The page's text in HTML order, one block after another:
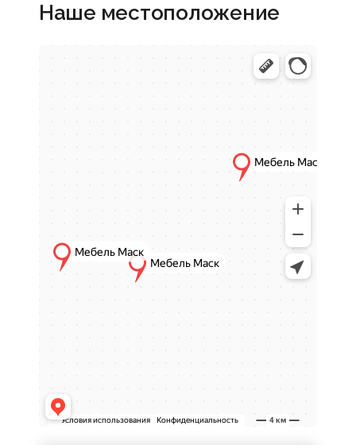
кабинетов, гостиных и зон отдыха, где важно
Стулья-кресла сочетают эргономику,
Эргономичная форма
правильное положение тела при длительном
использовании.
Удобство и комфорт
Такие стулья легко вписываются в различные
интерьеры и подходят для помещений с
Наше местоположение